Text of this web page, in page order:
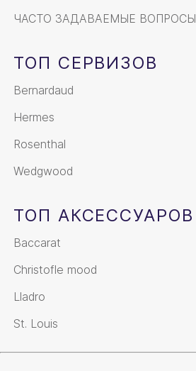
ЧАСТО ЗАДАВАЕМЫЕ ВОПРОСЫ
ТОП СЕРВИЗОВ
Bernardaud
Hermes
Rosenthal
Wedgwood
ТОП АКСЕССУАРОВ
Baccarat
Christofle mood
Lladro
St. Louis